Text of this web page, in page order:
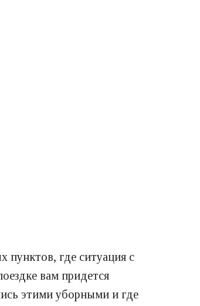
пунктов, где ситуация с
вам придется
этими уборными и где